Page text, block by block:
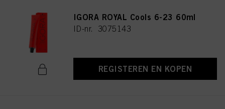
IGORA ROYAL Cools 6-23 60ml
ID-nr. 3075143
REGISTEREN EN KOPEN